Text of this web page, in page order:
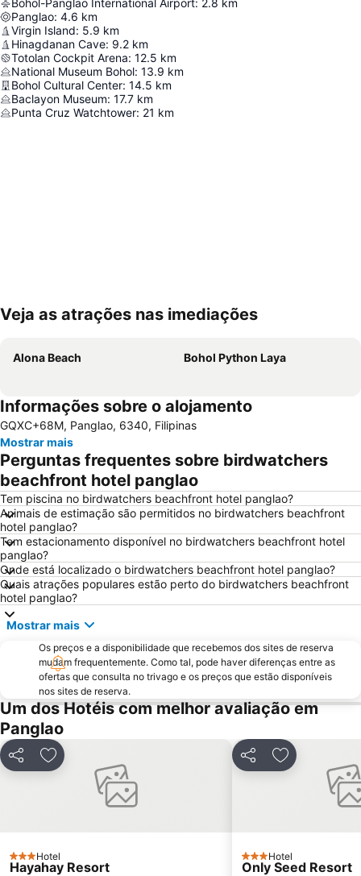
Bohol-Panglao International Airport: 2.8 km
Panglao: 4.6 km
Virgin Island: 5.9 km
Hinagdanan Cave: 9.2 km
Totolan Cockpit Arena: 12.5 km
National Museum Bohol: 13.9 km
Bohol Cultural Center: 14.5 km
Baclayon Museum: 17.7 km
Punta Cruz Watchtower: 21 km
Ampliar mapa
Veja as atrações nas imediações
Alona Beach Bohol Python Laya
Informações sobre o alojamento
GQXC+68M, Panglao, 6340, Filipinas
Mostrar mais
Perguntas frequentes sobre birdwatchers
beachfront hotel panglao
Tem piscina no birdwatchers beachfront hotel panglao?
Animais de estimação são permitidos no birdwatchers beachfront
hotel panglao?
Tem estacionamento disponível no birdwatchers beachfront hotel
panglao?
Onde está localizado o birdwatchers beachfront hotel panglao?
Quais atrações populares estão perto do birdwatchers beachfront
hotel panglao?
Mostrar mais
Os preços e a disponibilidade que recebemos dos sites de reserva
mudam frequentemente. Como tal, pode haver diferenças entre as
ofertas que consulta no trivago e os preços que estão disponíveis
nos sites de reserva.
Um dos Hotéis com melhor avaliação em
Panglao
PartilharAdicionar aos favoritos
3 Estrelas
Hotel
Hayahay Resort
PartilharAdicionar
3 Estrelas
Hotel
Only Seed Resort